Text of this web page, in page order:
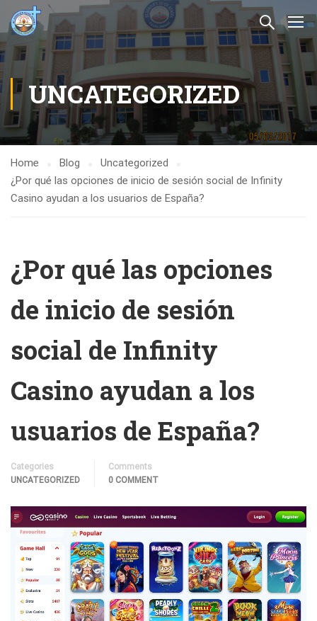
UNCATEGORIZED
Home Blog
Uncategorized
¿Por qué las opciones de inicio de sesión social de Infinity
Casino ayudan a los usuarios de España?
¿Por qué las opciones
de inicio de sesión
social de Infinity
Casino ayudan a los
usuarios de España?
Categories
UNCATEGORIZED
Comments
0 COMMENT